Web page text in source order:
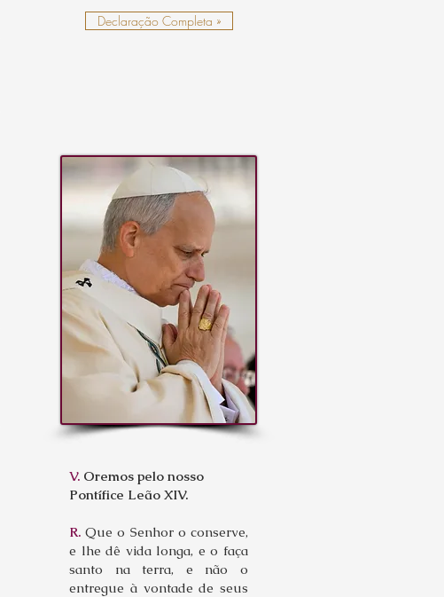
Declaração Completa »
V. Oremos pelo nosso
Pontífice Leão XIV.
R. Que o Senhor o conserve,
e lhe dê vida longa, e o faça
santo na terra, e não o
entregue à vontade de seus